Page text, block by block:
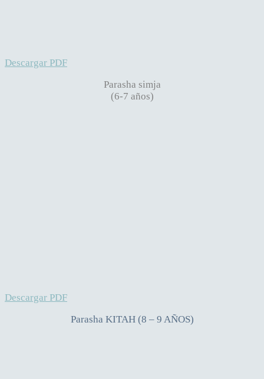
Descargar PDF
Parasha simja
(6-7 años)
Descargar PDF
Parasha KITAH (8 – 9 AÑOS)